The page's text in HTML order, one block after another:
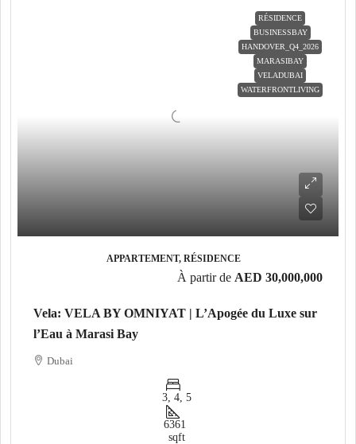
RÉSIDENCE
BUSINESSBAY
HANDOVER_Q4_2026
MARASIBAY
VELADUBAI
WATERFRONTLIVING
APPARTEMENT, RÉSIDENCE
À partir de AED 30,000,000
Vela: VELA BY OMNIYAT | L’Apogée du Luxe sur
l’Eau à Marasi Bay
Dubai
3, 4, 5
6361
sqft